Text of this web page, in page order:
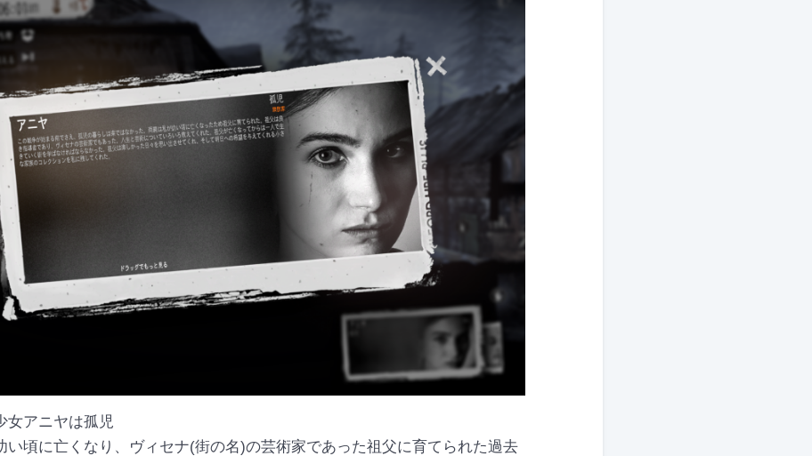
女アニヤは孤児
い頃に亡くなり、ヴィセナ(街の名)の芸術家であった祖父に育てられた過去